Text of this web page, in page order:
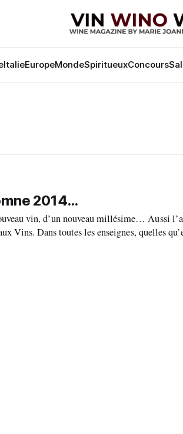
ItalieEuropeMondeSpiritueuxConcours
2014...
Aussi l’automne, c’est également, dans tous
Vins. Dans toutes les enseignes, quelles